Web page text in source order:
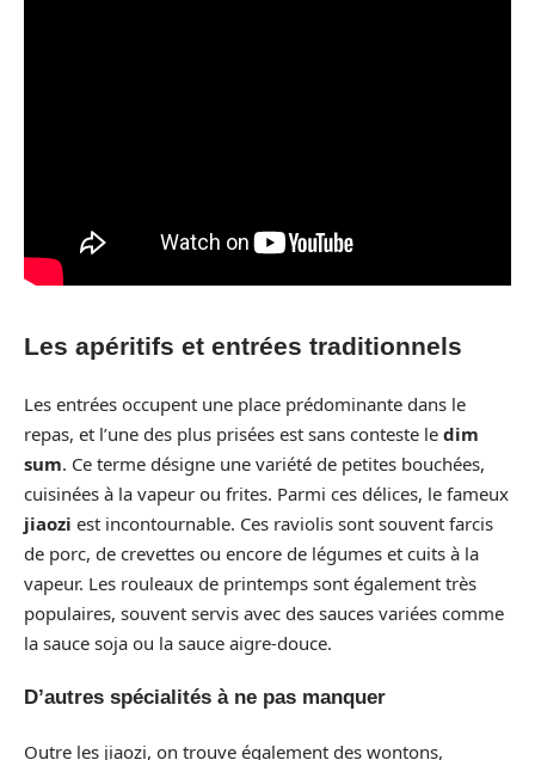
Les apéritifs et entrées traditionnels
Les entrées occupent une place prédominante dans le
repas, et l’une des plus prisées est sans conteste le dim
sum. Ce terme désigne une variété de petites bouchées,
cuisinées à la vapeur ou frites. Parmi ces délices, le fameux
jiaozi est incontournable. Ces raviolis sont souvent farcis
de porc, de crevettes ou encore de légumes et cuits à la
vapeur. Les rouleaux de printemps sont également très
populaires, souvent servis avec des sauces variées comme
la sauce soja ou la sauce aigre-douce.
D’autres spécialités à ne pas manquer
Outre les jiaozi, on trouve également des wontons,